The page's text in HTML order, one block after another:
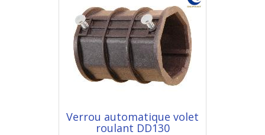
Verrou automatique volet
roulant DD130